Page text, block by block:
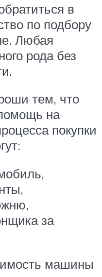
в
по подбору
Любая
рода без
тем, что
на
покупки
за
машины